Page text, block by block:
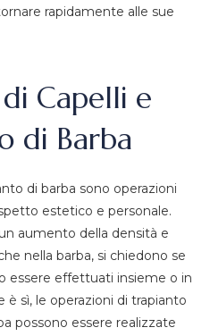
rapidamente alle sue
Capelli e
di Barba
di barba sono operazioni
estetico e personale.
aumento della densità e
nella barba, si chiedono se
essere effettuati insieme o in
è sì, le operazioni di trapianto
possono essere realizzate